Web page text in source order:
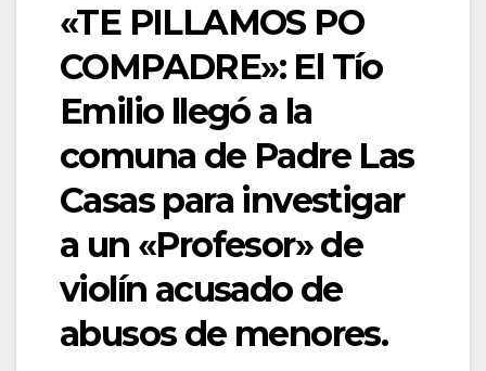
«TE PILLAMOS PO
COMPADRE»: El Tío
Emilio llegó a la
comuna de Padre Las
Casas para investigar
a un «Profesor» de
violín acusado de
abusos de menores.